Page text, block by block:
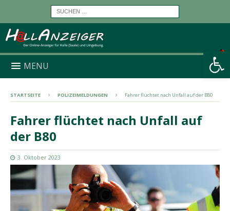
Werkzeugleiste öffnen
MENU
STARTSEITE POLIZEIMELDUNGEN Fahrer flüchtet nach Unfall auf der B80
Fahrer flüchtet nach Unfall auf
der B80
3. Oktober 2023